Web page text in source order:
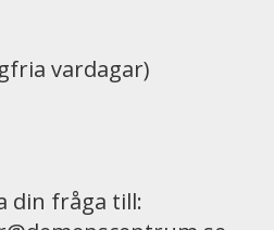
vardagar)
din fråga till: